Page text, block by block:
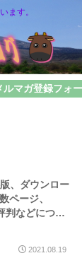
ます。
ルマガ登録フォ
、ダウンロー
ページ、
判などについ
2021.08.19